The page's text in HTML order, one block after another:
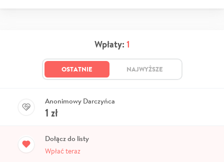
Wpłaty: 1
OSTATNIE NAJWYŻSZE
Anonimowy Darczyńca
1 zł
Dołącz do listy
Wpłać teraz